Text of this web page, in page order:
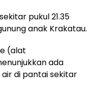
pukul 21.35
anak Krakatau.
(alat
ada
di pantai sekitar